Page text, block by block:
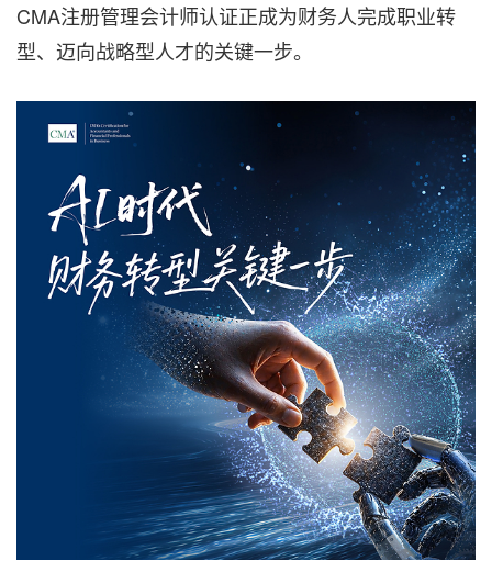
CMA注册管理会计师认证正成为财务人完成职业转
型、迈向战略型人才的关键一步。